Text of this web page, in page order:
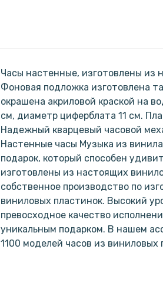
Часы настенные, изготовлены из
Фоновая подложка изготовлена
окрашена акриловой краской на
см, диаметр циферблата 11 см.
Надежный кварцевый часовой
Настенные часы Музыка из
подарок, который способен
изготовлены из настоящих
собственное производство по
виниловых пластинок. Высокий
превосходное качество
уникальным подарком. В нашем
1100 моделей часов из виниловых